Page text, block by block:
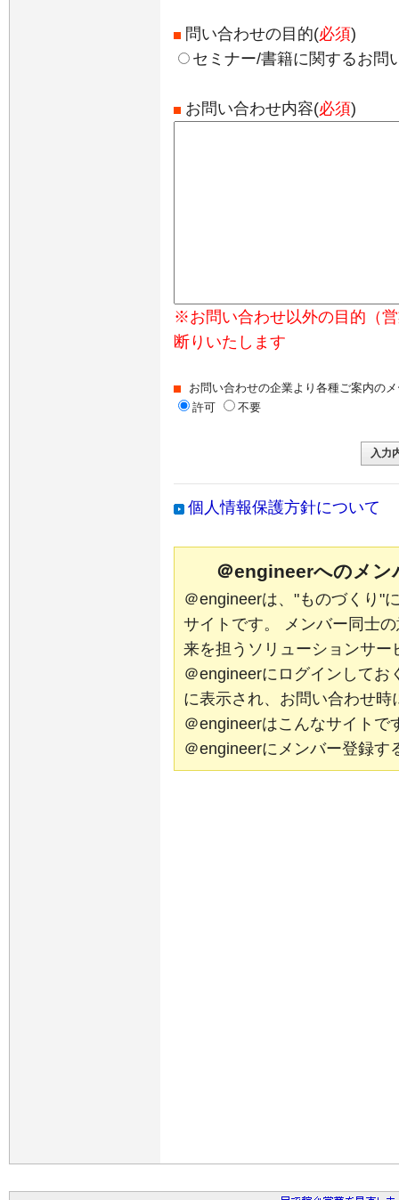
問い合わせの目的(必須)
セミナー/書籍に関するお問
お問い合わせ内容(必須)
※お問い合わせ以外の目的（
断りいたします
お問い合わせの企業より各種ご案内の
許可
不要
個人情報保護方針について
＠engineerへのメン
＠engineerは、"ものづくり"
サイトです。 メンバー同士
来を担うソリューションサ
＠engineerにログインしてお
に表示され、お問い合わせ時
＠engineerはこんなサイ
＠engineerにメンバー登